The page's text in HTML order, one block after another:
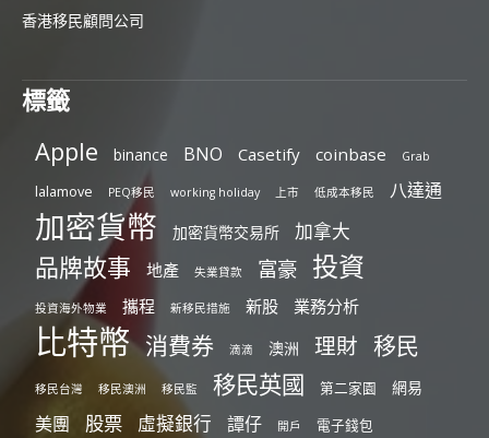
香港移民顧問公司
標籤
Apple binance BNO Casetify coinbase Grab
lalamove PEQ移民 working holiday 上市 低成本移民 八達通
加密貨幣 加密貨幣交易所 加拿大
品牌故事 地產 失業貸款 富豪 投資
投資海外物業 攜程 新移民措施 新股 業務分析
比特幣 消費券 滴滴 澳洲 理財 移民
移民台灣 移民澳洲 移民監 移民英國 第二家園 網易
美團 股票 虛擬銀行 譚仔 開戶 電子錢包